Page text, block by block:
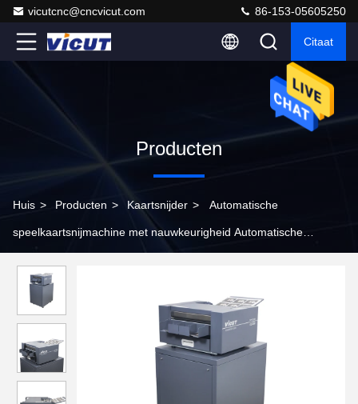
vicutcnc@cncvicut.com 86-153-05605250
Citaat
Producten
Huis > Producten > Kaartsnijder > Automatische
speelkaartsnijmachine met nauwkeurigheid Automatische